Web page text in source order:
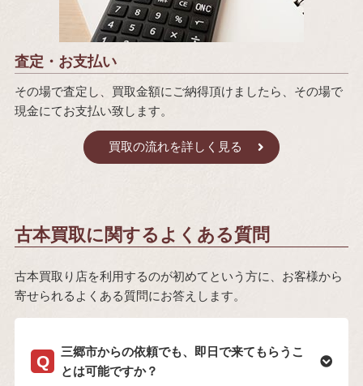
査定・お支払い
その場で査定し、買取金額にご納得頂けましたら、その場で
現金にてお支払い致します。
買取の流れを詳しく見る
古本買取に関するよくある質問
古本買取り店を利用するのが初めてという方に、お客様から
寄せられるよくある質問にお答えします。
三郷市からの依頼でも、即日で来てもらうこ
とは可能ですか？